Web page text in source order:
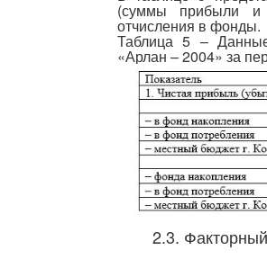
(суммы прибыли и
отчисления в фонды.
Таблица 5 –
«Арлан – 2004» за
2.3.